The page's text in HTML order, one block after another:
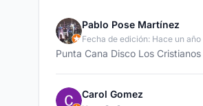
Pablo Pose Martínez
Fecha de edición: Hace un año
Punta Cana Disco Los Cristianos
Carol Gomez